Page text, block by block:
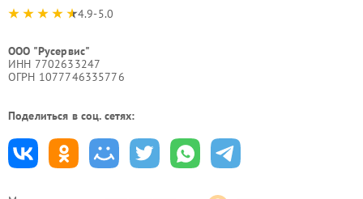
4.9-5.0
ООО "Русервис"
ИНН 7702633247
ОГРН 1077746335776
Поделиться в соц. сетях: